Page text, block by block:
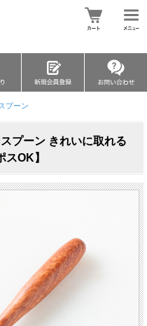
プーン
プーン きれいに取れる
OK】